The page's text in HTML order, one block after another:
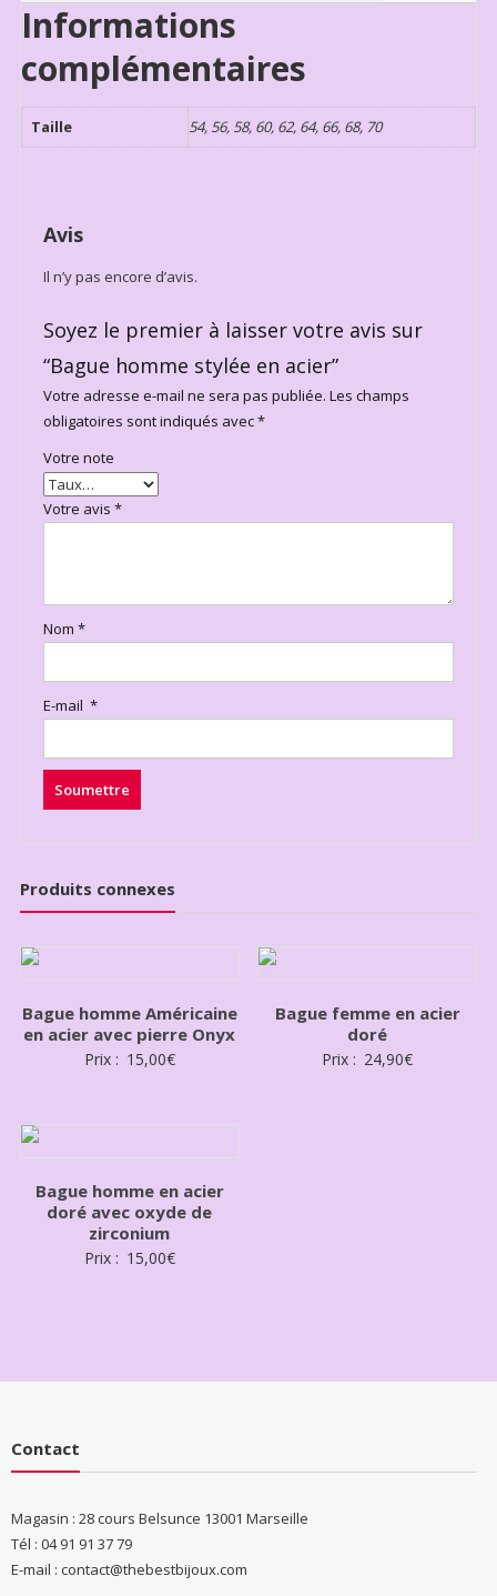
Informations
complémentaires
Taille 54, 56, 58, 60, 62, 64, 66, 68, 70
Avis
Il n’y pas encore d’avis.
Soyez le premier à laisser votre avis sur
“Bague homme stylée en acier”
Votre adresse e-mail ne sera pas publiée. Les champs
obligatoires sont indiqués avec*
Votre note
Votre avis *
Nom *
E-mail *
Produits connexes
Bague homme Américaine
en acier avec pierre Onyx
Prix : 15,00€
Bague femme en acier
doré
Prix : 24,90€
Bague homme en acier
doré avec oxyde de
zirconium
Prix : 15,00€
Contact
Magasin : 28 cours Belsunce 13001 Marseille
Tél : 04 91 91 37 79
E-mail : contact@thebestbijoux.com